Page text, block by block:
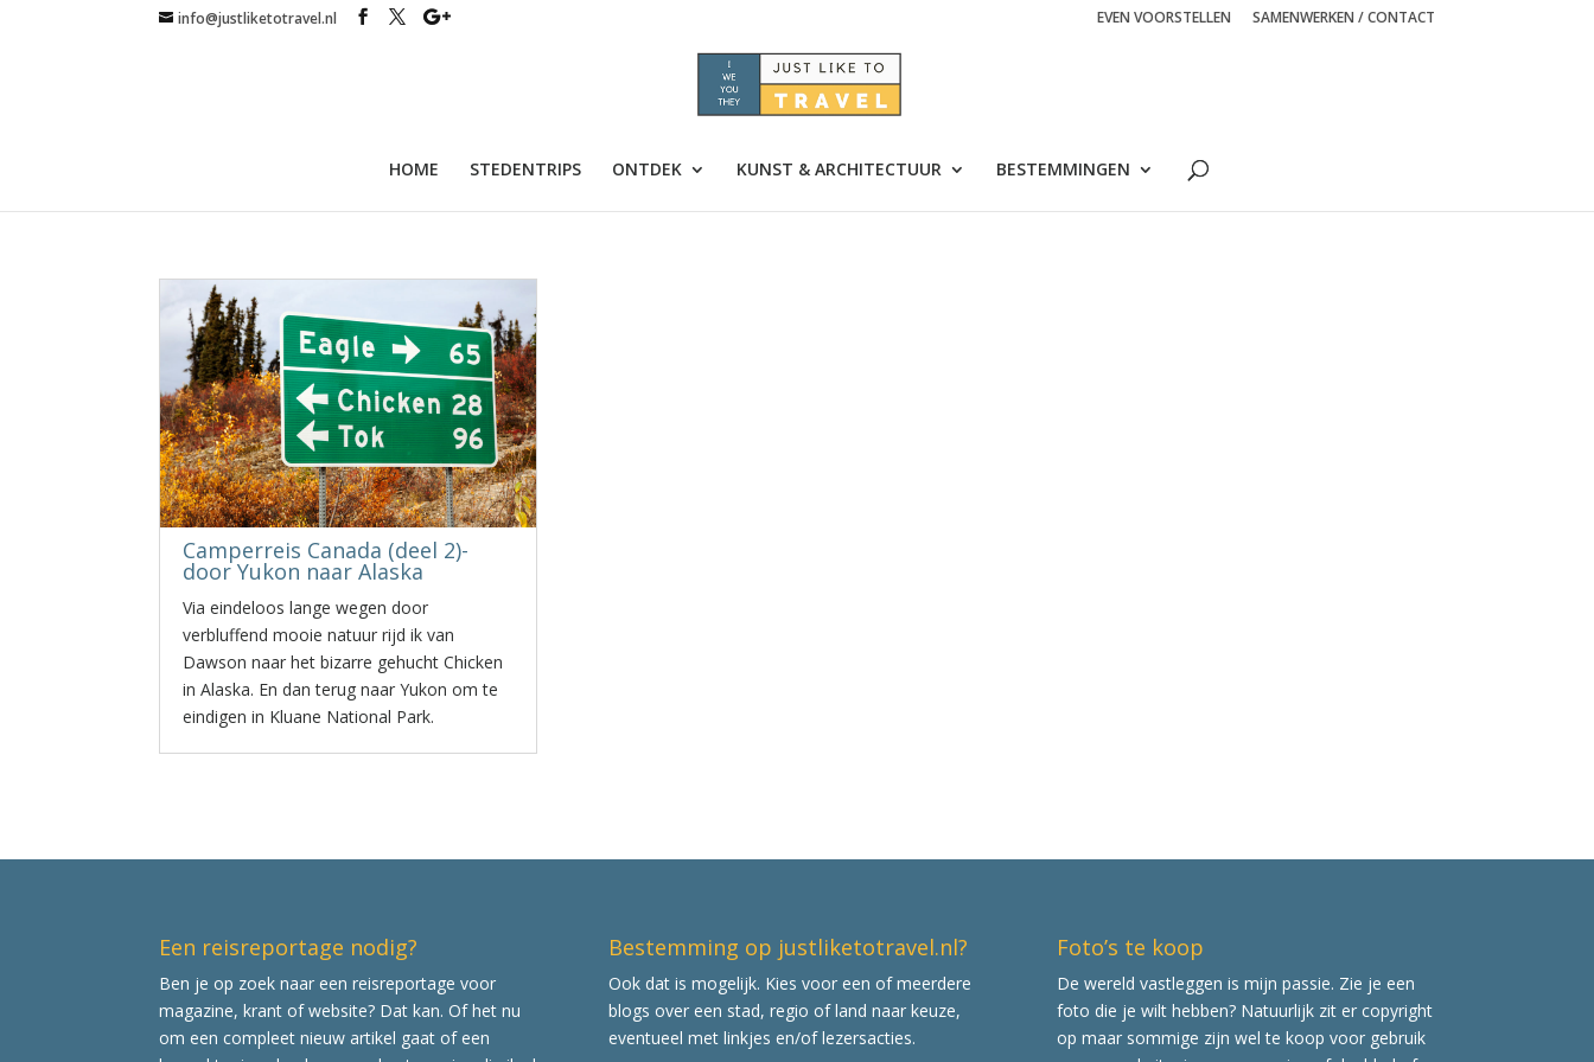
info@justliketotravel.nl EVEN VOORSTELLEN SAMENWERKEN / CONTACT
HOME STEDENTRIPS ONTDEK KUNST & ARCHITECTUUR BESTEMMINGEN
Camperreis Canada (deel 2)-
door Yukon naar Alaska
Via eindeloos lange wegen door
verbluffend mooie natuur rijd ik van
Dawson naar het bizarre gehucht Chicken
in Alaska. En dan terug naar Yukon om te
eindigen in Kluane National Park.
Een reisreportage nodig?
Ben je op zoek naar een reisreportage voor
magazine, krant of website? Dat kan. Of het nu
om een compleet nieuw artikel gaat of een
Bestemming op justliketotravel.nl?
Ook dat is mogelijk. Kies voor een of meerdere
blogs over een stad, regio of land naar keuze,
eventueel met linkjes en/of lezersacties.
Foto’s te koop
De wereld vastleggen is mijn passie. Zie je een
foto die je wilt hebben? Natuurlijk zit er copyright
op maar sommige zijn wel te koop voor gebruik